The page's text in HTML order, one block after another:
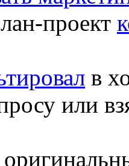
проект
в
или